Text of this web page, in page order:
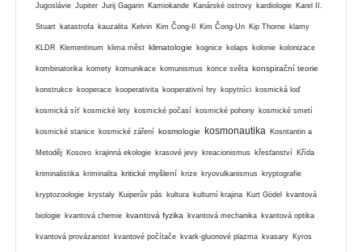
Jugoslávie Jupiter Jurij Gagarin Kamiokande Kanárské ostrovy kardiologie Karel II.
Stuart katastrofa kauzalita Kelvin Kim Čong-Il Kim Čong-Un Kip Thorne klamy
KLDR Klementinum klima měst klimatologie kognice kolaps kolonie kolonizace
kombinatorika komety komunikace komunismus konce světa konspirační teorie
konstrukce kooperace kooperativita kooperativní hry kopytníci kosmická loď
kosmická síť kosmické lety kosmické počasí kosmické pohony kosmické smetí
kosmické stanice kosmické záření kosmologie kosmonautika Kosntantin a
Metoděj Kosovo krajinná ekologie krasové jevy kreacionismus křesťanství Křída
kriminalistika kriminalita kritické myšlení krize kryovulkanismus kryptografie
kryptozoologie krystaly Kuiperův pás kultura kulturní krajina Kurt Gödel kvantová
biologie kvantová chemie kvantová fyzika kvantová mechanika kvantová optika
kvantová provázanost kvantové počítače kvark-gluonové plazma kvasary Kyros